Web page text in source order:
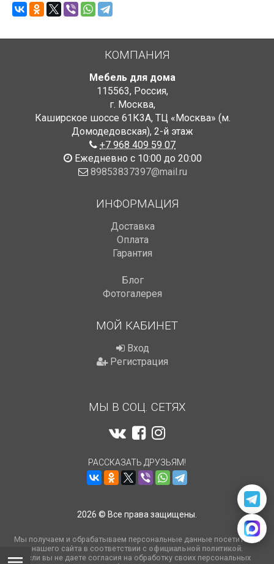
КОМПАНИЯ
Мебель для дома
115563, Россия,
г. Москва,
Каширское шоссе 61К3А, ТЦ «Москва» (м.
Домодедовская), 2-й этаж
+7 968 409 59 07
Ежедневно с 10:00 до 20:00
89853837397@mail.ru
ИНФОРМАЦИЯ
Доставка
Оплата
Гарантия
Блог
Фотогалерея
МОЙ КАБИНЕТ
Вход
Регистрация
МЫ В СОЦ. СЕТЯХ
РАССКАЗАТЬ ДРУЗЬЯМ!
2026 © Все права защищены.
Мы получаем и обрабатываем персональные данные посетителей
нашего сайта в соответствии с официальной политикой.
Если вы не даете согласия на обработку своих персональных